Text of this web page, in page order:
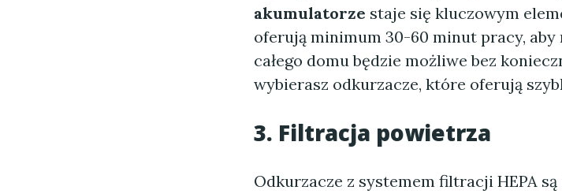
akumulatorze staje się kluczowym
oferują minimum 30-60 minut pracy, aby
całego domu będzie możliwe bez
wybierasz odkurzacze, które oferują
3. Filtracja powietrza
Odkurzacze z systemem filtracji HEPA